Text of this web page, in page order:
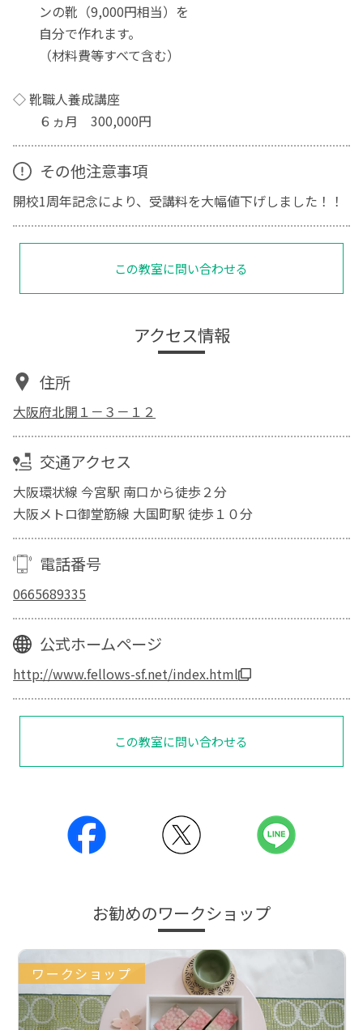
ンの靴（9,000円相当）を
自分で作れます。
（材料費等すべて含む）
◇ 靴職人養成講座
６ヵ月 300,000円
その他注意事項
開校1周年記念により、受講料を大幅値下げしました！！
この教室に問い合わせる
アクセス情報
住所
大阪府北開１－３－１２
交通アクセス
大阪環状線 今宮駅 南口から徒歩２分
大阪メトロ御堂筋線 大国町駅 徒歩１０分
電話番号
0665689335
公式ホームページ
http://www.fellows-sf.net/index.html
この教室に問い合わせる
お勧めのワークショップ
ワークショップ